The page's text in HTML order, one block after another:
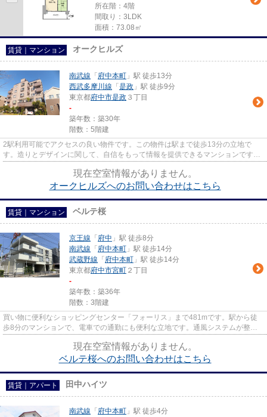
所在階：4階
間取り：3LDK
面積：73.08㎡
賃貸｜マンション オークヒルズ
南武線 「 府中本町 」駅 徒歩13分
西武多摩川線 「 是政 」駅 徒歩9分
東京都府中市是政 ３丁目
-
築年数：築30年
階数：5階建
2駅利用可能でアクセスの良い物件です。この物件は駅まで徒歩13分の立地で
す。造りとデザインに関して、自信をもって情報を提供できるマンションです。
現在空室情報がありません。
オークヒルズへのお問い合わせはこちら
賃貸｜マンション ベルテ桜
京王線 「 府中 」駅 徒歩8分
南武線 「 府中本町 」駅 徒歩14分
武蔵野線 「 府中本町 」駅 徒歩14分
東京都府中市宮町 ２丁目
-
築年数：築36年
階数：3階建
買い物に便利なショッピングセンター「フォーリス」まで481mです。駅から徒
歩8分のマンションで、電車での通勤にも便利な立地です。通風システムが整っ
現在空室情報がありません。
ベルテ桜へのお問い合わせはこちら
賃貸｜アパート 田中ハイツ
南武線 「 府中本町 」駅 徒歩4分